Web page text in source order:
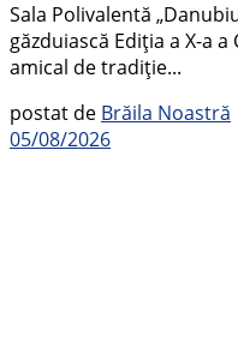
Sala Polivalentă
găzduiască Ediția a X-a
amical de tradiție...
postat de Brăila Noastră
05/08/2026